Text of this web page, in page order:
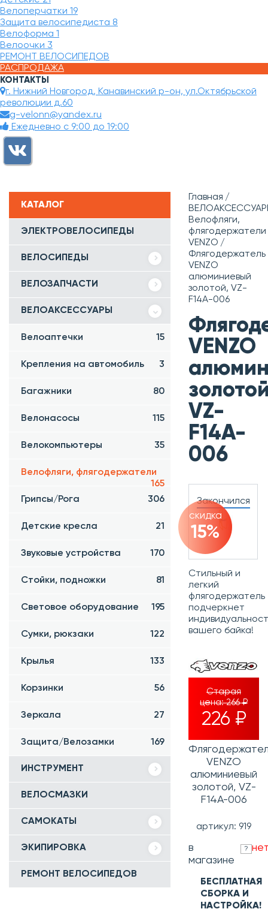
Велоперчатки 19
Защита велосипедиста 8
Велоформа 1
Велоочки 3
РЕМОНТ ВЕЛОСИПЕДОВ
РАСПРОДАЖА
КОНТАКТЫ
г. Нижний Новгород, Канавинский р-он, ул.Октябрьской
революции д.60
g-velonn@yandex.ru
Ежедневно с 9:00 до 19:00
КАТАЛОГ
ЭЛЕКТРОВЕЛОСИПЕДЫ
ВЕЛОСИПЕДЫ
ВЕЛОЗАПЧАСТИ
ВЕЛОАКСЕССУАРЫ
Велоаптечки 15
Крепления на автомобиль 3
Багажники 80
Велонасосы 115
Велокомпьютеры 35
Велофляги, флягодержатели
165
Грипсы/Рога
306
Детские кресла 21
Звуковые устройства 170
Стойки, подножки 81
Световое оборудование 195
Сумки, рюкзаки 122
Крылья 133
Корзинки 56
Зеркала 27
Защита/Велозамки 169
ИНСТРУМЕНТ
ВЕЛОСМАЗКИ
САМОКАТЫ
ЭКИПИРОВКА
РЕМОНТ ВЕЛОСИПЕДОВ
Главная
Велофляги,
флягодержатели
VENZO
Флягодержатель
VENZO
алюминиевый
золотой, VZ-
F14A-006
VENZO
VZ-
F14A-
006
Закончился
скидка
15%
Стильный и
легкий
флягодержатель
подчеркнет
вашего байка!
Старая
цена:266 ₽
226 ₽
VENZO
алюминиевый
золотой, VZ-
F14A-006
артикул: 919
в
магазине
?
БЕСПЛАТНАЯ
СБОРКА И
НАСТРОЙКА!